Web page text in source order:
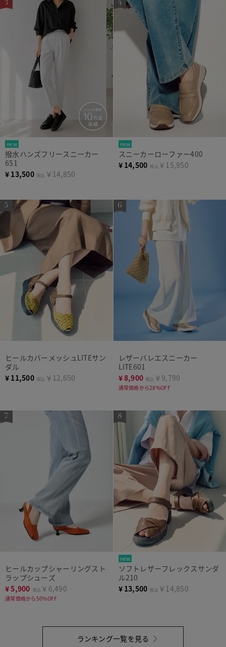
new
撥水ハンズフリースニーカー
651
¥ 13,500 税込 ￥14,850
new
スニーカーローファー400
¥ 14,500 税込 ￥15,950
ヒールカバーメッシュLITEサン
ダル
¥ 11,500 税込 ￥12,650
レザーバレエスニーカー
LITE601
¥8,900 税込 ￥9,790
通常価格から28%OFF
ヒールカップシャーリングスト
ラップシューズ
¥5,900 税込 ￥6,490
通常価格から50%OFF
new
ソフトレザーフレックスサンダ
ル210
¥ 13,500 税込 ￥14,850
ランキング一覧を見る